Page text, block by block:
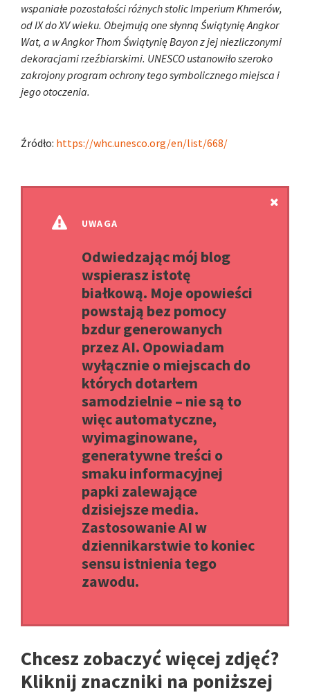
wspaniałe pozostałości różnych stolic Imperium Khmerów,
od IX do XV wieku. Obejmują one słynną Świątynię Angkor
Wat, a w Angkor Thom Świątynię Bayon z jej niezliczonymi
dekoracjami rzeźbiarskimi. UNESCO ustanowiło szeroko
zakrojony program ochrony tego symbolicznego miejsca i
jego otoczenia.
Źródło: https://whc.unesco.org/en/list/668/
UWAGA
Odwiedzając mój blog
wspierasz istotę
białkową. Moje opowieści
powstają bez pomocy
bzdur generowanych
przez AI. Opowiadam
wyłącznie o miejscach do
których dotarłem
samodzielnie – nie są to
więc automatyczne,
wyimaginowane,
generatywne treści o
smaku informacyjnej
papki zalewające
dzisiejsze media.
Zastosowanie AI w
dziennikarstwie to koniec
sensu istnienia tego
zawodu.
Chcesz zobaczyć więcej zdjęć?
Kliknij znaczniki na poniższej